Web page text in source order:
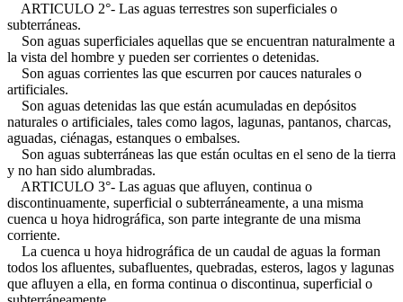
ARTICULO 2°- Las aguas terrestres son superficiales o
subterráneas.
Son aguas superficiales aquellas que se encuentran naturalmente a
la vista del hombre y pueden ser corrientes o detenidas.
Son aguas corrientes las que escurren por cauces naturales o
artificiales.
Son aguas detenidas las que están acumuladas en depósitos
naturales o artificiales, tales como lagos, lagunas, pantanos, charcas,
aguadas, ciénagas, estanques o embalses.
Son aguas subterráneas las que están ocultas en el seno de la tierra
y no han sido alumbradas.
ARTICULO 3°- Las aguas que afluyen, continua o
discontinuamente, superficial o subterráneamente, a una misma
cuenca u hoya hidrográfica, son parte integrante de una misma
corriente.
La cuenca u hoya hidrográfica de un caudal de aguas la forman
todos los afluentes, subafluentes, quebradas, esteros, lagos y lagunas
que afluyen a ella, en forma continua o discontinua, superficial o